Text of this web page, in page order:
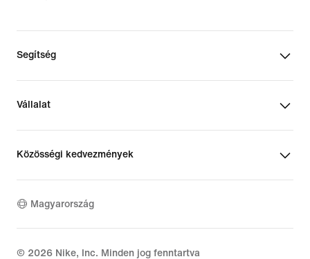
Segítség
Vállalat
Közösségi kedvezmények
Magyarország
© 2026 Nike, Inc. Minden jog fenntartva